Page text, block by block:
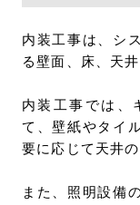
内装工事は、シ
る壁面、床、天
内装工事では、
て、壁紙やタイ
要に応じて天井
また、照明設備